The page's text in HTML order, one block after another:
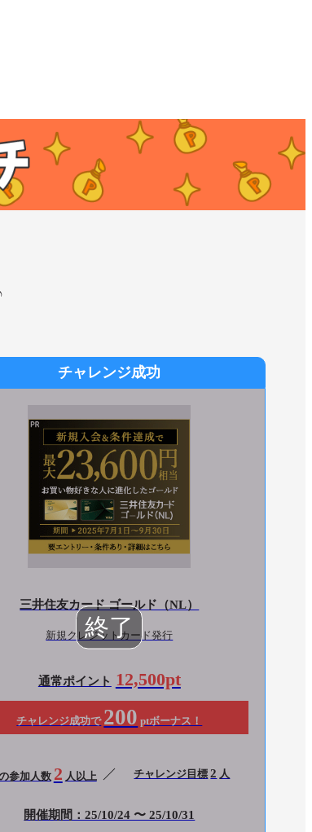
チャレンジ成功
三井住友カード ゴールド（NL）
新規クレジットカード発行
通常ポイント 12,500pt
チャレンジ成功で 200 ptボーナス！
参加人数 2 人以上 チャレンジ目標 2 人
開催期間：25/10/24 〜 25/10/31